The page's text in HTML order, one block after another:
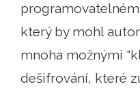
který by mohl
mnoha možnými
dešifrování, které